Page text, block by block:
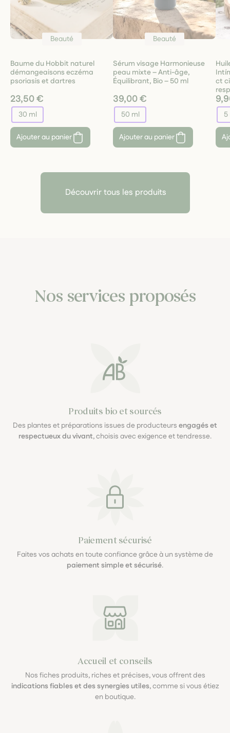
Beauté
Baume du Hobbit naturel
démangeaisons eczéma
psoriasis et dartres
23,50 €
30 ml
Ajouter au panier
Beauté
Sérum visage Harmonieuse
peau mixte – Anti-âge,
Équilibrant, Bio – 50 ml
39,00 €
50 ml
Ajouter au panier
ct
5
Découvrir tous les produits
Nos services proposés
Produits bio et sourcés
Des plantes et préparations issues de producteurs engagés et
respectueux du vivant, choisis avec exigence et tendresse.
Paiement sécurisé
Faites vos achats en toute confiance grâce à un système de
paiement simple et sécurisé.
Accueil et conseils
Nos fiches produits, riches et précises, vous offrent des
indications fiables et des synergies utiles, comme si vous étiez
en boutique.